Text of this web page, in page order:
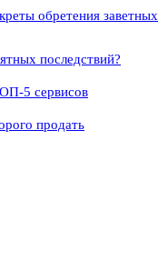
обретения заветных
последствий?
5 сервисов
продать